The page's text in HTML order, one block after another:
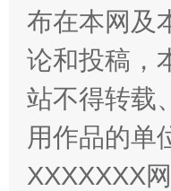
站台名比不
布在本网及
论和投稿，
站不得转载
用作品的单
XXXXXXX